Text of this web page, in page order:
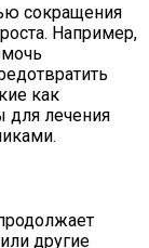
сокращения
Например,
как
для лечения
другие